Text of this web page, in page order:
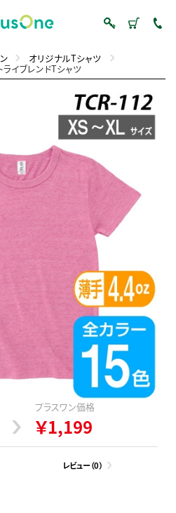
オリジナルTシャツ
ライブレンドTシャツ
プラスワン価格
￥1,199
レビュー（0）